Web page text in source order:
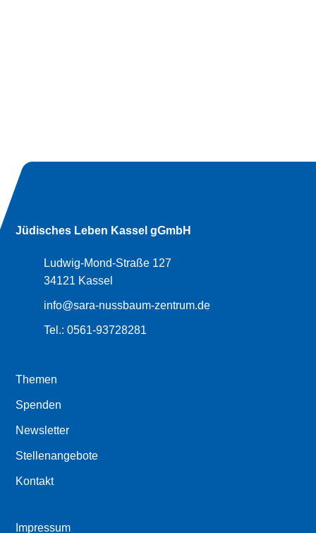
Jüdisches Leben Kassel gGmbH
Ludwig-Mond-Straße 127
34121 Kassel
info@sara-nussbaum-zentrum.de
Tel.: 0561-93728281
Themen
Spenden
Newsletter
Stellenangebote
Kontakt
Impressum